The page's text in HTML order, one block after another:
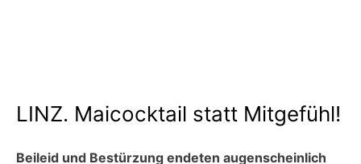
LINZ. Maicocktail statt Mitgefühl!
Beileid und Bestürzung endeten augenscheinlich